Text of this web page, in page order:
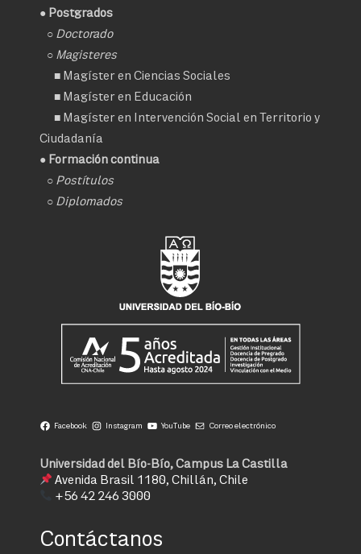
● Postgrados
○ Doctorado
○ Magisteres
■ Magíster en Ciencias Sociales
■ Magíster en Educación
■ Magíster en Intervención Social en Territorio y
Ciudadanía
● Formación continua
○ Postítulos
○ Diplomados
Facebook Instagram YouTube Correo electrónico
Universidad del Bío-Bío, Campus La Castilla
Avenida Brasil 1180, Chillán, Chile
+56 42 246 3000
Contáctanos